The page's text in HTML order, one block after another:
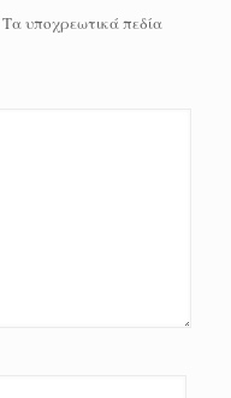
Τα υποχρεωτικά πεδία